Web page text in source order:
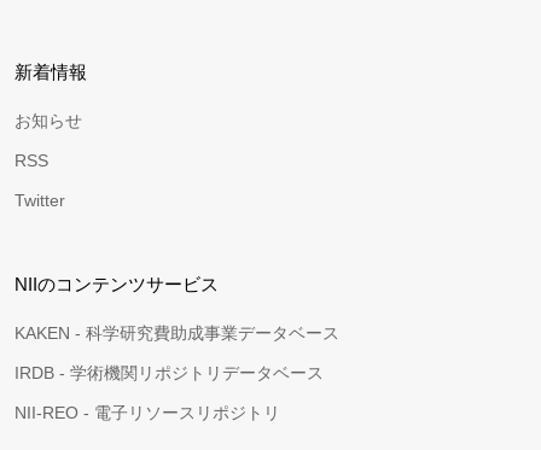
新着情報
お知らせ
RSS
Twitter
NIIのコンテンツサービス
KAKEN - 科学研究費助成事業データベース
IRDB - 学術機関リポジトリデータベース
NII-REO - 電子リソースリポジトリ